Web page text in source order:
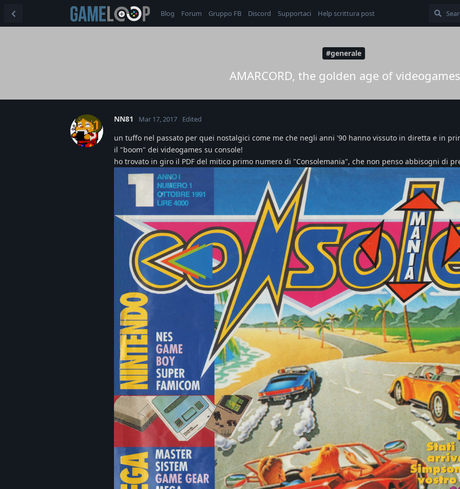
Blog Forum Gruppo FB Discord Supportaci Help scrittura post
#generale
AMARCORD, the golden age of videogames
NN81 Mar 17, 2017 Edited
un tuffo nel passato per quei nostalgici come me che negli anni '90 hanno vissuto in diretta e in
il "boom" dei videogames su console!
ho trovato in giro il PDF del mitico primo numero di "Consolemania", che non penso abbisogni di